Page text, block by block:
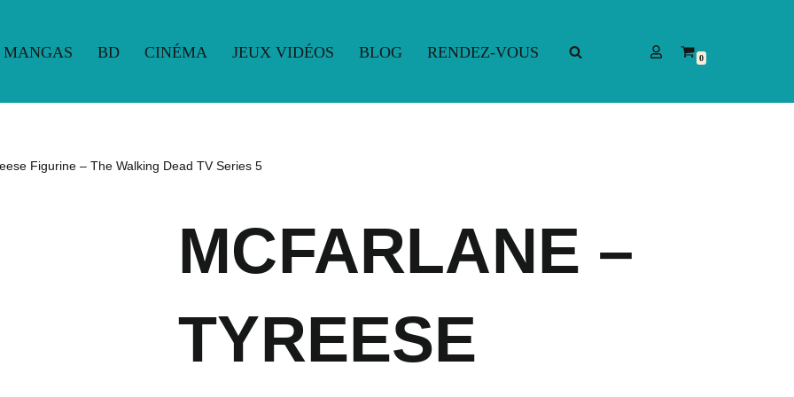
MANGAS BD CINÉMA JEUX VIDÉOS BLOG RENDEZ-VOUS 0
Figurine – The Walking Dead TV Series 5
MCFARLANE –
TYREESE